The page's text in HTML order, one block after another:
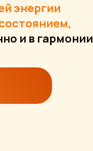
энергии
и в гармонии